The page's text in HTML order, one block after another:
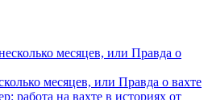
месяцев, или Правда о вахте